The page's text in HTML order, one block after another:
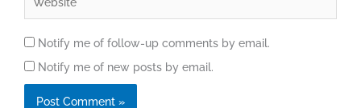
Notify me of follow-up comments by email.
Notify me of new posts by email.